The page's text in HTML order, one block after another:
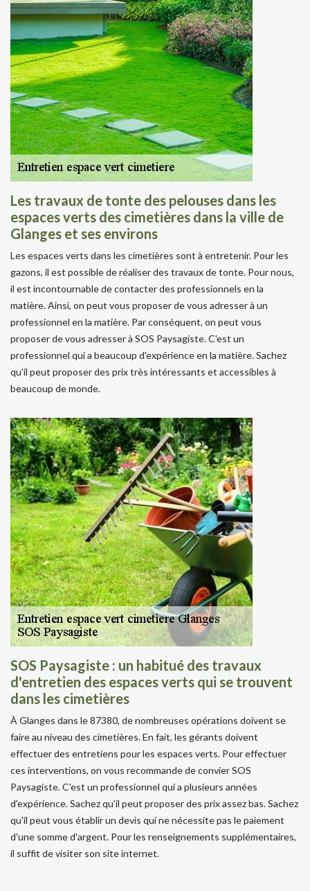
Les travaux de tonte des pelouses dans les
espaces verts des cimetières dans la ville de
Glanges et ses environs
Les espaces verts dans les cimetières sont à entretenir. Pour les
gazons, il est possible de réaliser des travaux de tonte. Pour nous,
il est incontournable de contacter des professionnels en la
matière. Ainsi, on peut vous proposer de vous adresser à un
professionnel en la matière. Par conséquent, on peut vous
proposer de vous adresser à SOS Paysagiste. C'est un
professionnel qui a beaucoup d'expérience en la matière. Sachez
qu'il peut proposer des prix très intéressants et accessibles à
beaucoup de monde.
SOS Paysagiste : un habitué des travaux
d'entretien des espaces verts qui se trouvent
dans les cimetières
À Glanges dans le 87380, de nombreuses opérations doivent se
faire au niveau des cimetières. En fait, les gérants doivent
effectuer des entretiens pour les espaces verts. Pour effectuer
ces interventions, on vous recommande de convier SOS
Paysagiste. C'est un professionnel qui a plusieurs années
d'expérience. Sachez qu'il peut proposer des prix assez bas. Sachez
qu'il peut vous établir un devis qui ne nécessite pas le paiement
d'une somme d'argent. Pour les renseignements supplémentaires,
il suffit de visiter son site internet.